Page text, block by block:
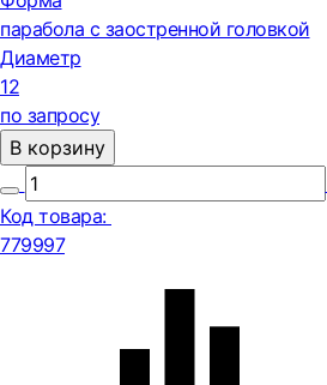
парабола с заостренной головкой
Диаметр
12
по запросу
В корзину
Код товара:
779997